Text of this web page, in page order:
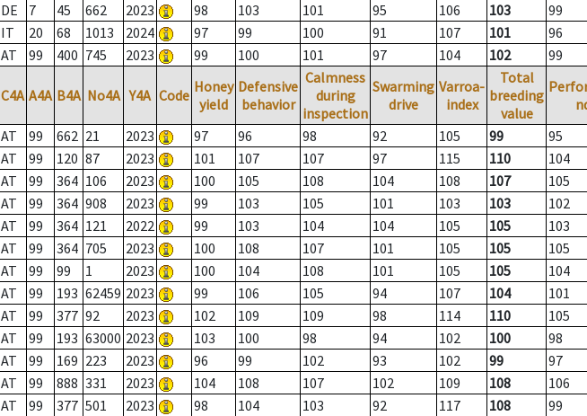
DE 7 45 662 2023 98 103 101 95 106 103
99
IT 20 68 1013 2024 97 99 100 91 107 101
96
AT 99 400 745 2023 99 100 101 97 104 102 99
C4A A4A B4A No4A Y4A Code Honey
yield
Defensive
behavior
Calmness
during
inspection
Swarming
drive
Varroa-
index
Total
breeding
value
AT 99 662 21 2023 97 96 98 92 105 99
95
AT 99 120 87 2023 101 107 107 97 115 110
104
AT 99 364 106 2023 100 105 108 104 108 107
105
AT 99 364 908 2023 99 103 105 101 103 103
102
AT 99 364 121 2022 99 103 104 104 105 105
103
AT 99 364 705 2023 100 108 107 101 105 105
105
AT 99 99 1 2023 100 104 108 101 105 105
104
AT 99 193 62459 2023 99 106 105 94 107 104
101
AT 99 377 92 2023 102 109 109 98 114 110
105
AT 99 193 63000 2023 103 100 98 94 102 100
98
AT 99 169 223 2023 96 99 102 93 102 99
97
AT 99 888 331 2023 104 108 107 102 109 108
106
AT 99 377 501 2023 98 104 103 92 117 108
99